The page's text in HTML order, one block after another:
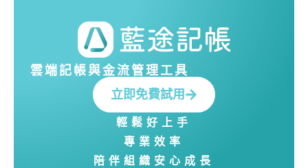
雲端記帳與金流管理工具
立即免費試用
輕鬆好上手
專業效率
陪伴組織安心成長